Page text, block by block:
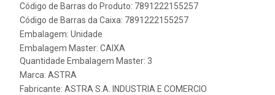
Código de Barras do Produto: 7891222155257
Código de Barras da Caixa: 7891222155257
Embalagem: Unidade
Embalagem Master: CAIXA
Quantidade Embalagem Master: 3
Marca: ASTRA
Fabricante: ASTRA S.A. INDUSTRIA E COMERCIO